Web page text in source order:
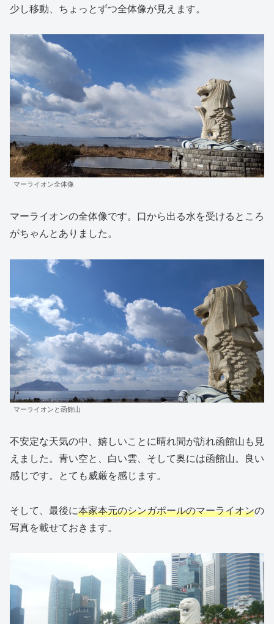
少し移動、ちょっとずつ全体像が見えます。
マーライオン全体像
マーライオンの全体像です。口から出る水を受けるところ
がちゃんとありました。
マーライオンと函館山
不安定な天気の中、嬉しいことに晴れ間が訪れ函館山も見
えました。青い空と、白い雲、そして奥には函館山。良い
感じです。とても威厳を感じます。
そして、最後に本家本元のシンガポールのマーライオンの
写真を載せておきます。